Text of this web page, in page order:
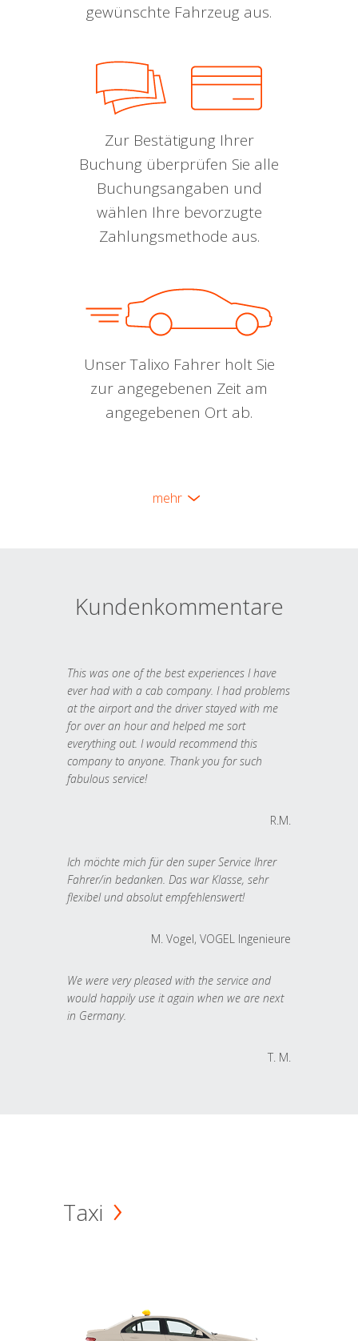
gewünschte Fahrzeug aus.
Zur Bestätigung Ihrer
Buchung überprüfen Sie alle
Buchungsangaben und
wählen Ihre bevorzugte
Zahlungsmethode aus.
Unser Talixo Fahrer holt Sie
zur angegebenen Zeit am
angegebenen Ort ab.
mehr
Kundenkommentare
This was one of the best experiences I have
ever had with a cab company. I had problems
at the airport and the driver stayed with me
for over an hour and helped me sort
everything out. I would recommend this
company to anyone. Thank you for such
fabulous service!
R.M.
Ich möchte mich für den super Service Ihrer
Fahrer/in bedanken. Das war Klasse, sehr
flexibel und absolut empfehlenswert!
M. Vogel, VOGEL Ingenieure
We were very pleased with the service and
would happily use it again when we are next
in Germany.
T. M.
Taxi